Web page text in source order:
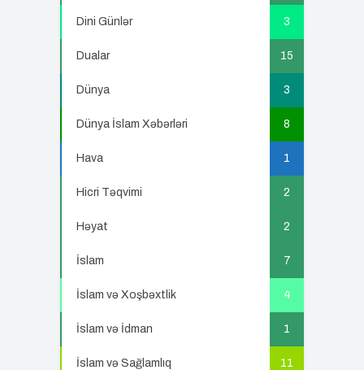
Dini Günlər 3
Dualar 15
Dünya 3
Dünya İslam Xəbərləri 8
Hava 1
Hicri Təqvimi 2
Həyat 2
İslam 7
İslam və Xoşbəxtlik 4
İslam və İdman 1
İslam və Sağlamlıq 11